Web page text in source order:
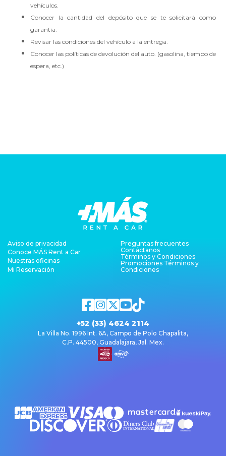
vehículos.
Conocer la cantidad del depósito que se te solicitará como
garantía.
Revisar las condiciones del vehículo a la entrega.
Conocer las políticas de devolución del auto. (gasolina, tiempo de
espera, etc.)
Aviso de privacidad
Conoce MÁS Rent a Car
Nuestras oficinas
Mi Reservación
Preguntas frecuentes
Contáctanos
Términos y Condiciones
Promociones Términos y
Condiciones
+52 (33) 4624 2114
La Villa No. 1996 Int. 6A, Campo de Polo Chapalita,
C.P. 44500, Guadalajara, Jal. Mex.